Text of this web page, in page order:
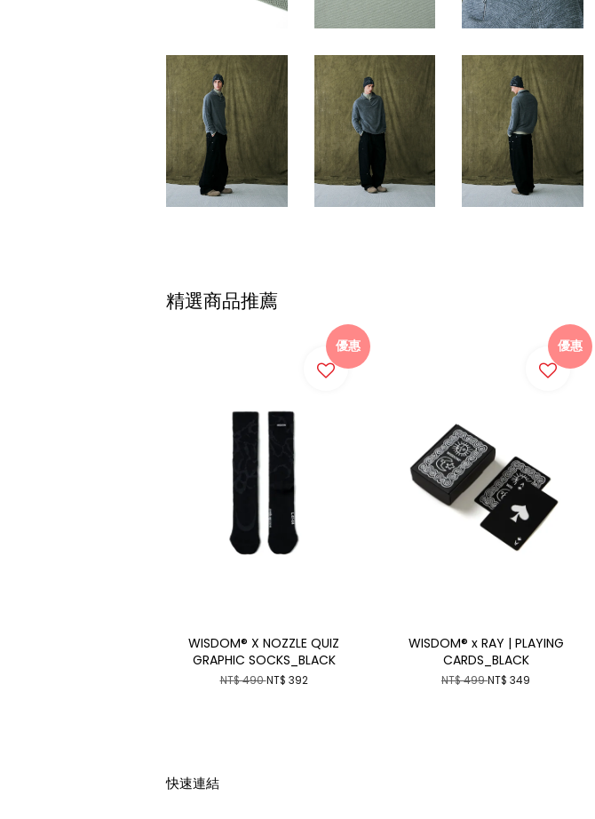
精選商品推薦
優惠
WISDOM® X NOZZLE QUIZ
GRAPHIC SOCKS_BLACK
NT$ 490NT$ 392
優惠
WISDOM® x RAY | PLAYING
CARDS_BLACK
NT$ 499NT$ 349
快速連結